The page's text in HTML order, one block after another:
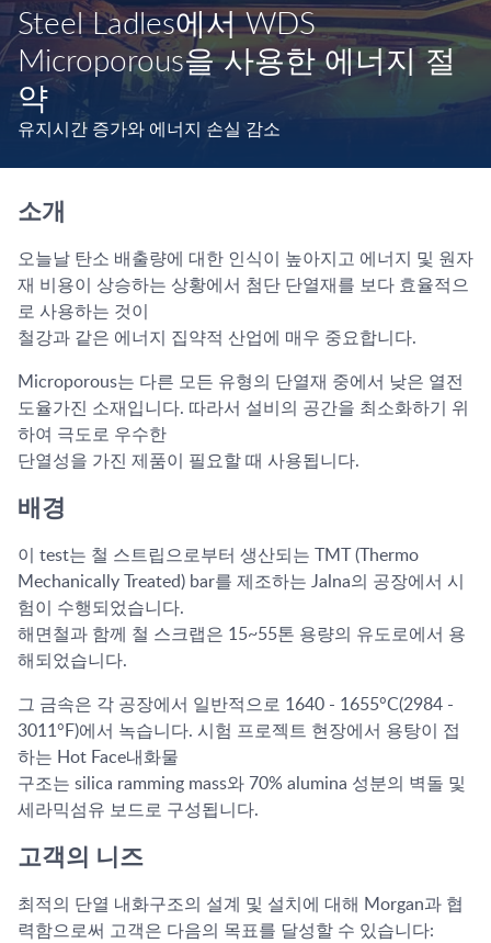
Steel Ladles에서 WDS
Microporous을 사용한 에너지 절
약
유지시간 증가와 에너지 손실 감소
소개
오늘날 탄소 배출량에 대한 인식이 높아지고 에너지 및 원자
재 비용이 상승하는 상황에서 첨단 단열재를 보다 효율적으
로 사용하는 것이
철강과 같은 에너지 집약적 산업에 매우 중요합니다.
Microporous는 다른 모든 유형의 단열재 중에서 낮은 열전
도율가진 소재입니다. 따라서 설비의 공간을 최소화하기 위
하여 극도로 우수한
단열성을 가진 제품이 필요할 때 사용됩니다.
배경
이 test는 철 스트립으로부터 생산되는 TMT (Thermo
Mechanically Treated) bar를 제조하는 Jalna의 공장에서 시
험이 수행되었습니다.
해면철과 함께 철 스크랩은 15~55톤 용량의 유도로에서 용
해되었습니다.
그 금속은 각 공장에서 일반적으로 1640 - 1655°C(2984 -
3011°F)에서 녹습니다. 시험 프로젝트 현장에서 용탕이 접
하는 Hot Face내화물
구조는 silica ramming mass와 70% alumina 성분의 벽돌 및
세라믹섬유 보드로 구성됩니다.
고객의 니즈
최적의 단열 내화구조의 설계 및 설치에 대해 Morgan과 협
력함으로써 고객은 다음의 목표를 달성할 수 있습니다: